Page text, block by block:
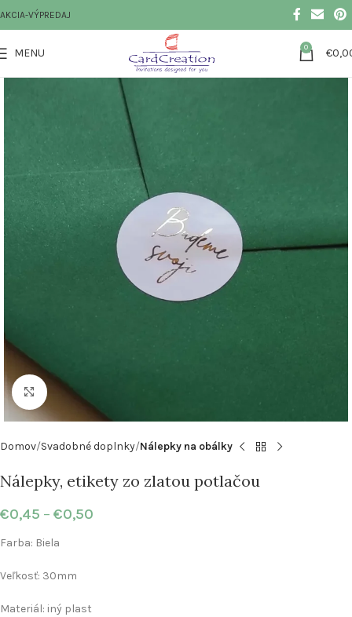
AKCIA-VÝPREDAJ
MENU 0 €
Klikni pre zväčšenie
Domov Svadobné doplnky Nálepky na obálky
Nálepky, etikety zo zlatou potlačou
€0,45 – €0,50
Farba: Biela
Veľkosť: 30mm
Materiál: iný plast